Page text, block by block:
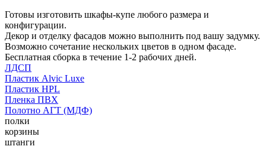
Готовы изготовить шкафы-купе любого размера и
конфигурации.
Декор и отделку фасадов можно выполнить под вашу задумку.
Возможно сочетание нескольких цветов в одном фасаде.
Бесплатная сборка в течение 1-2 рабочих дней.
ЛДСП
Пластик Alvic Luxe
Пластик HPL
Пленка ПВХ
Полотно АГТ (МДФ)
полки
корзины
штанги